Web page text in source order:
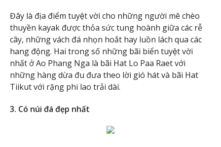
Đây là địa điểm tuyệt vời cho những người mê chèo
thuyền kayak được thỏa sức tung hoành giữa các rễ
cây, những vách đá nhọn hoắt hay luồn lách qua các
hang động. Hai trong số những bãi biển tuyệt vời
nhất ở Ao Phang Nga là bãi Hat Lo Paa Raet với
những hàng dừa đu đưa theo lời gió hát và bãi Hat
Tiikut với rặng phi lao trải dài.
3. Có núi đá đẹp nhất